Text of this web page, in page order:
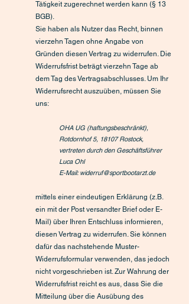
Tätigkeit zugerechnet werden kann (§ 13
BGB).
Sie haben als Nutzer das Recht, binnen
vierzehn Tagen ohne Angabe von
Gründen diesen Vertrag zu widerrufen. Die
Widerrufsfrist beträgt vierzehn Tage ab
dem Tag des Vertragsabschlusses. Um Ihr
Widerrufsrecht auszuüben, müssen Sie
uns:
OHA UG (haftungsbeschränkt),
Rotdornhof 5, 18107 Rostock,
vertreten durch den Geschäftsführer
Luca Ohl
E-Mail:widerruf@sportbootarzt.de
mittels einer eindeutigen Erklärung (z.B.
ein mit der Post versandter Brief oder E-
Mail) über Ihren Entschluss informieren,
diesen Vertrag zu widerrufen. Sie können
dafür das nachstehende Muster-
Widerrufsformular verwenden, das jedoch
nicht vorgeschrieben ist. Zur Wahrung der
Widerrufsfrist reicht es aus, dass Sie die
Mitteilung über die Ausübung des